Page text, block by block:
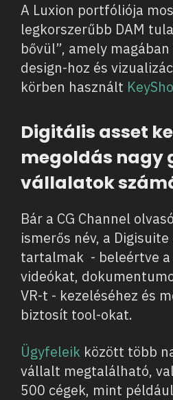
A Luxion portfóliója
legkorszerűbb DAM
bővül”, amely
design-hoz és
körben használt
Digitális asset
megoldás nagy
vállalatok
Bár a CG Channel
ismerős név, a
tartalmak - beleértve a
videókat,
VR-t - kezeléséhez és
biztosít tool-okat.
Ügyfeleik között több
vállalt megtalálható,
500 cégek, mint